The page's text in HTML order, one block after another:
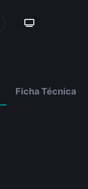
Ficha Técnica